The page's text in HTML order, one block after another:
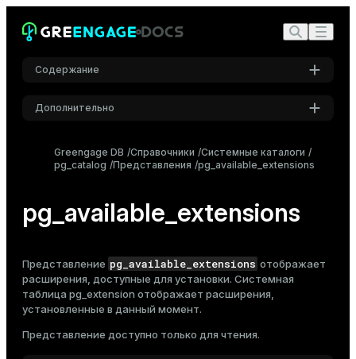
Содержание
Дополнительно
Шрифт
Размер шрифта
Greengage DB Справочники Системные каталоги
pg_catalog Представления pg_available_extensions
pg_available_extensions
Представление pg_available_extensions отображает
расширения, доступные для установки. Системная
таблица pg_extension отображает расширения,
установленные в данный момент.
Представление доступно только для чтения.